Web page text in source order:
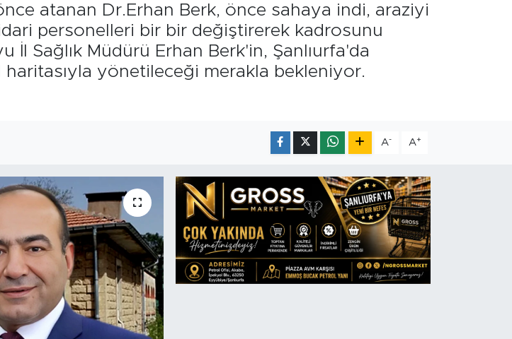
atanan Dr.Erhan Berk, önce sahaya indi, araziyi
personelleri bir bir değiştirerek kadrosunu
Sağlık Müdürü Erhan Berk'in, Şanlıurfa'da
haritasıyla yönetileceği merakla bekleniyor.
A- A+